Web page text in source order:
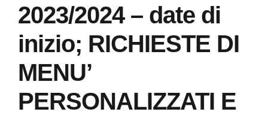
2023/2024 – date di
inizio; RICHIESTE DI
MENU’
PERSONALIZZATI E